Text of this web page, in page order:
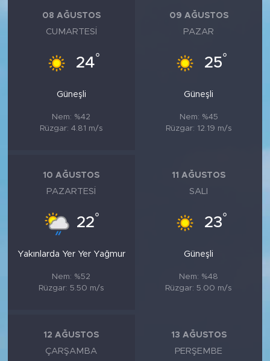
08 AĞUSTOS
CUMARTESI
24°
Güneşli
Nem: %42
Rüzgar: 4.81 m/s
09 AĞUSTOS
PAZAR
25°
Güneşli
Nem: %45
Rüzgar: 12.19 m/s
10 AĞUSTOS
PAZARTESI
22°
Yakınlarda Yer Yer Yağmur
Nem: %52
Rüzgar: 5.50 m/s
11 AĞUSTOS
SALI
23°
Güneşli
Nem: %48
Rüzgar: 5.00 m/s
12 AĞUSTOS
ÇARŞAMBA
13 AĞUSTOS
PERŞEMBE
MEDYA KÖŞESİ
VİDEOLAR
SOSYAL MEDYA